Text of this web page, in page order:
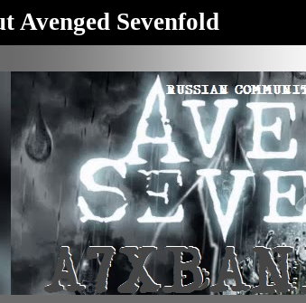
Avenged Sevenfold